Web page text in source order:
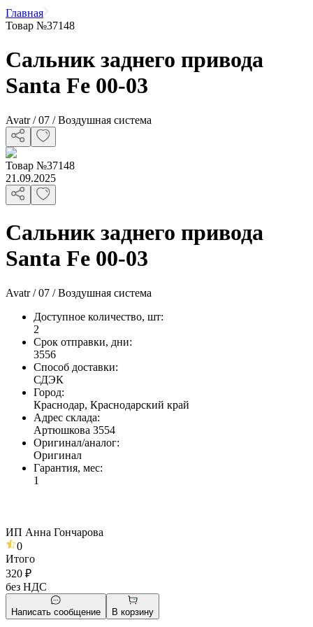
Главная
Товар №37148
Сальник заднего привода
Santa Fe 00-03
Avatr / 07 / Воздушная система
Товар №37148
21.09.2025
Сальник заднего привода
Santa Fe 00-03
Avatr / 07 / Воздушная система
Доступное количество, шт:
2
Срок отправки, дни:
3556
Способ доставки:
СДЭК
Город:
Краснодар, Краснодарский край
Адрес склада:
Артюшкова 3554
Оригинал/аналог:
Оригинал
Гарантия, мес:
1
ИП Анна Гончарова
0
Итого
320 ₽
без НДС
Написать сообщение В корзину